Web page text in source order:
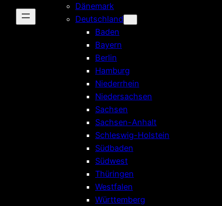
Dänemark
Deutschland
Baden
Bayern
Berlin
Hamburg
Niederrhein
Niedersachsen
Sachsen
Sachsen-Anhalt
Schleswig-Holstein
Südbaden
Südwest
Thüringen
Westfalen
Württemberg